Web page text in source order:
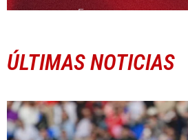
ÚLTIMAS NOTICIAS